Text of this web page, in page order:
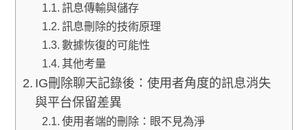
訊息傳輸與儲存
訊息刪除的技術原理
數據恢復的可能性
其他考量
IG刪除聊天記錄後：使用者角度的訊息消失
與平台保留差異
使用者端的刪除：眼不見為淨